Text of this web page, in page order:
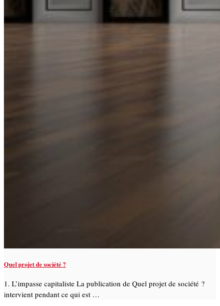
Quel projet de société ?
1. L’impasse capitaliste La publication de Quel projet de société ?
intervient pendant ce qui est …